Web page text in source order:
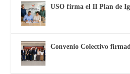
USO firma el II Plan de
Convenio Colectivo